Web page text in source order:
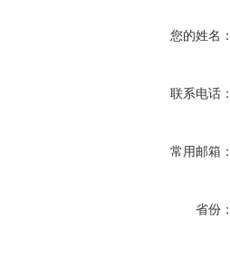
您的姓名
联系电话
常用邮箱
省份